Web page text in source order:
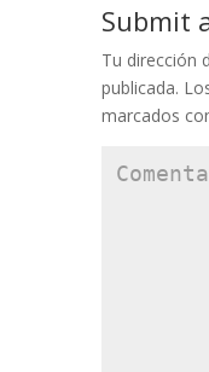
Submit
Tu dirección
publicada.
marcados